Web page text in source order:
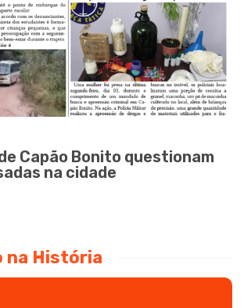
Capão Bonito questionam
na cidade
na História